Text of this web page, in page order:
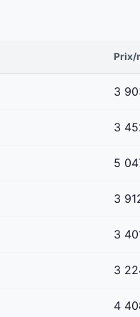
Prix/
3
3
5
3
3
3
4